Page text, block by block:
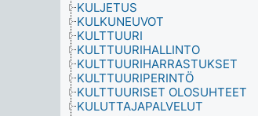
KULJETUS
KULKUNEUVOT
KULTTUURI
KULTTUURIHALLINTO
KULTTUURIHARRASTUKSET
KULTTUURIPERINTÖ
KULTTUURISET OLOSUHTEET
KULUTTAJAPALVELUT